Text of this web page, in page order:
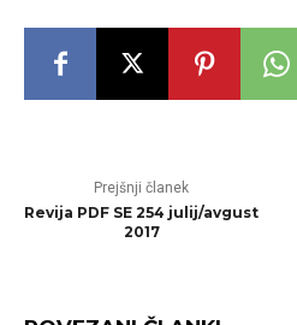
Prejšnji članek
Revija PDF SE 254 julij/avgust
2017